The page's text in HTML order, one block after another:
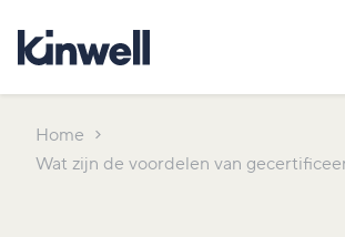
Home
Wat zijn de voordelen van